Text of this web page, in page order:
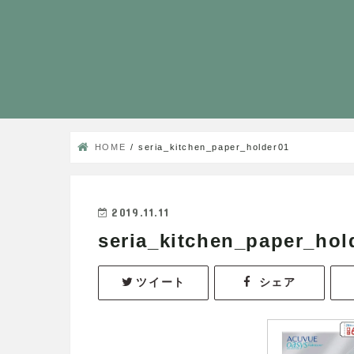
HOME seria_kitchen_paper_holder01
2019.11.11
ツイート シェア